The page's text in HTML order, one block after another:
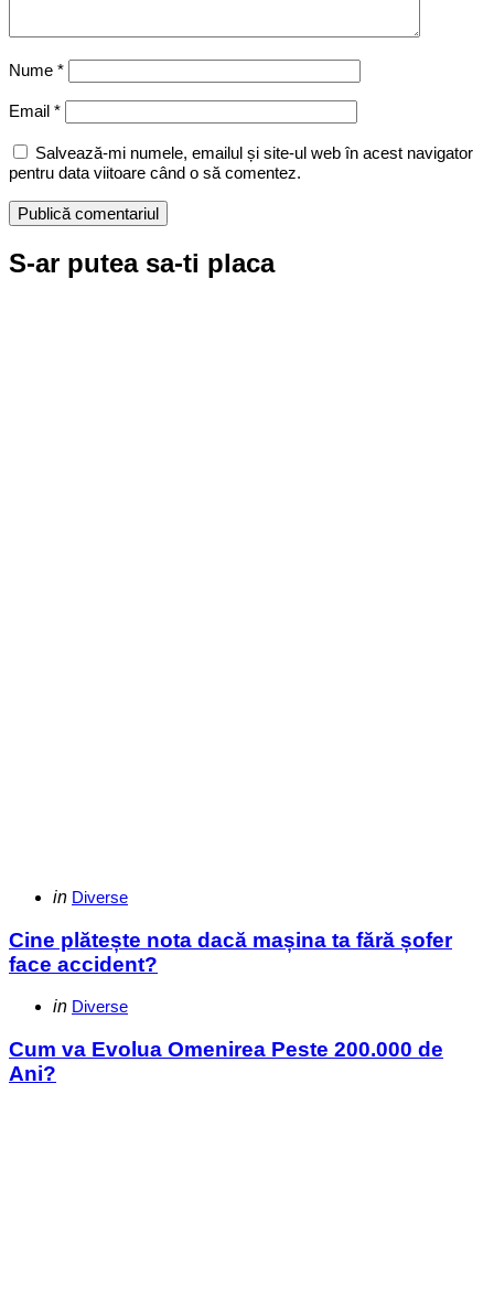
Nume *
Email *
Salvează-mi numele, emailul și site-ul web în acest navigator
pentru data viitoare când o să comentez.
S-ar putea sa-ti placa
Categories
Posted
in Diverse
Cine plătește nota dacă mașina ta fără șofer
face accident?
Categories
Posted
in Diverse
Cum va Evolua Omenirea Peste 200.000 de
Ani?